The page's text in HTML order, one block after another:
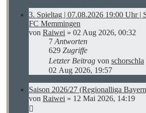
3. Spieltag | 07.08.2026 19:00 Uhr |
FC Memmingen
von Raiwei » 02 Aug 2026, 00:32
7 Antworten
629 Zugriffe
Letzter Beitrag von schorschla
02 Aug 2026, 19:57
Saison 2026/27 (Regionalliga
von Raiwei » 12 Mai 2026, 14:19